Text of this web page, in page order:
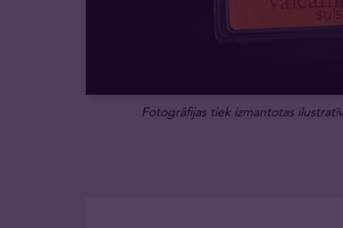
Fotogrāfijas tiek izmantotas